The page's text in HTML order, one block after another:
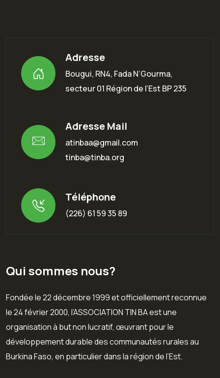
Adresse
Bougui, RN4, Fada N’Gourma,
secteur 01 Région de l’Est BP 235
Adresse Mail
atinbaa@gmail.com
tinba@tinba.org
Téléphone
(226) 61 59 35 89
Qui sommes nous?
Fondée le 22 décembre 1999 et officiellement reconnue
le 24 février 2000, l’ASSOCIATION TIN BA est une
organisation à but non lucratif, œuvrant pour le
développement durable des communautés rurales au
Burkina Faso, en particulier dans la région de l’Est.